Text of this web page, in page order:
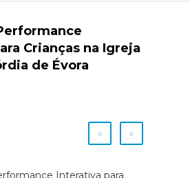
Crianças na Igreja
de Évora